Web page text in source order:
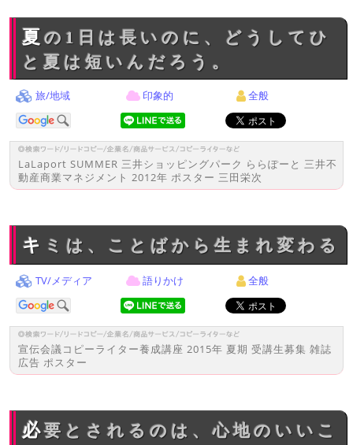
夏の1日は長いのに、どうしてひ
と夏は短いんだろう。
旅/地域 印象的 全般
LaLaport SUMMER 三井ショッピングパーク ららぽーと 三井不
動産商業マネジメント 2012年 ポスター 三田栄次
キミは、ことばから生まれ変わる
TV/メディア 語りかけ 全般
宣伝会議コピーライター養成講座 2015年 夏期 受講生募集 雑誌
広告 ポスター
必要とされるのは、心地のいいこ